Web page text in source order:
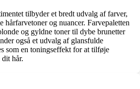
tilbyder et bredt udvalg af farver,
hårfarvetoner og nuancer. Farvepaletten
og gyldne toner til dybe brunetter
også et udvalg af glansfulde
som en toningseffekt for at tilføje
hår.